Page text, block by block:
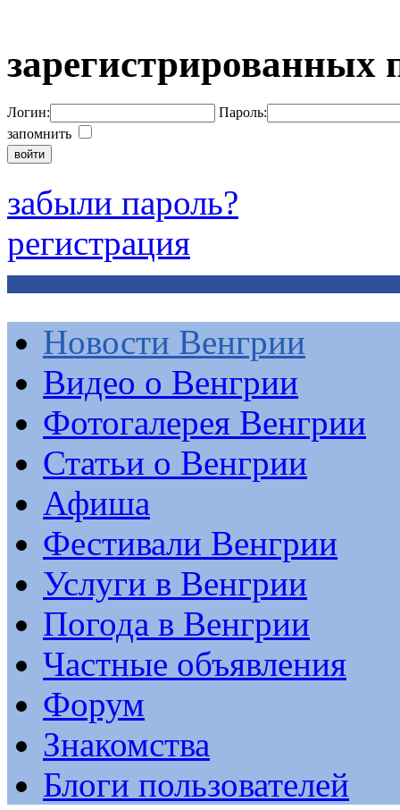
зарегистрированных
Логин:
Пароль:
запомнить
забыли пароль?
регистрация
Новости Венгрии
Видео о Венгрии
Фотогалерея Венгрии
Статьи о Венгрии
Афиша
Фестивали Венгрии
Услуги в Венгрии
Погода в Венгрии
Частные объявления
Форум
Знакомства
Блоги пользователей